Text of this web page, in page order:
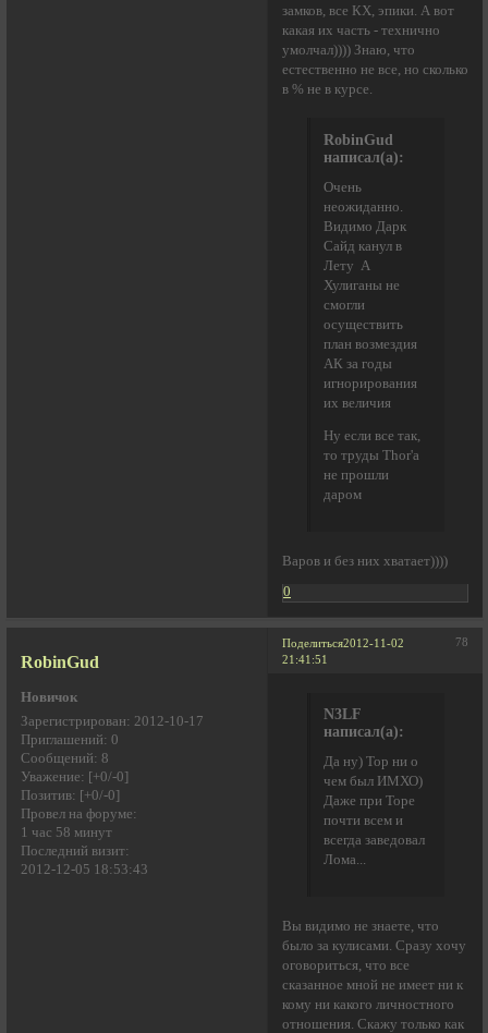
замков, все КХ, эпики. А вот
какая их часть - технично
умолчал)))) Знаю, что
естественно не все, но сколько
в % не в курсе.
RobinGud
написал(а):
Очень
неожиданно.
Видимо Дарк
Сайд канул в
Лету А
Хулиганы не
смогли
осуществить
план возмездия
АК за годы
игнорирования
их величия
Ну если все так,
то труды Thor'a
не прошли
даром
Варов и без них хватает))))
0
Поделиться 78
2012-11-02
21:41:51
RobinGud
Новичок
Зарегистрирован: 2012-10-17
Приглашений: 0
Сообщений: 8
Уважение: [+0/-0]
Позитив: [+0/-0]
Провел на форуме:
1 час 58 минут
Последний визит:
2012-12-05 18:53:43
N3LF
написал(а):
Да ну) Тор ни о
чем был ИМХО)
Даже при Торе
почти всем и
всегда заведовал
Лома...
Вы видимо не знаете, что
было за кулисами. Сразу хочу
оговориться, что все
сказанное мной не имеет ни к
кому ни какого личностного
отношения. Скажу только как